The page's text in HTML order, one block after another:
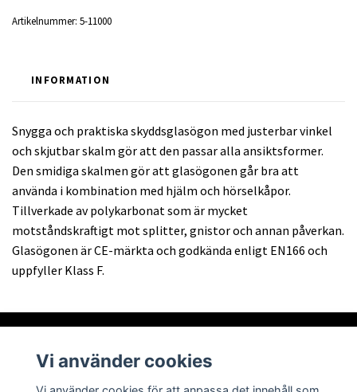
Artikelnummer: 5-11000
INFORMATION
Snygga och praktiska skyddsglasögon med justerbar vinkel
och skjutbar skalm gör att den passar alla ansiktsformer.
Den smidiga skalmen gör att glasögonen går bra att
använda i kombination med hjälm och hörselkåpor.
Tillverkade av polykarbonat som är mycket
motståndskraftigt mot splitter, gnistor och annan påverkan.
Glasögonen är CE-märkta och godkända enligt EN166 och
uppfyller Klass F.
Om oss
Vi använder cookies